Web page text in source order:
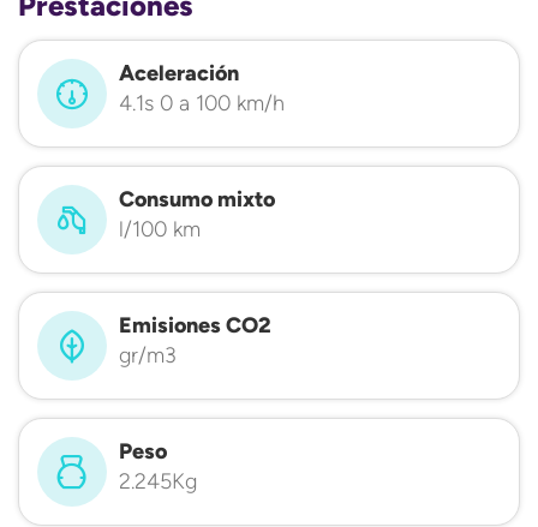
Aceleración
4.1s 0 a 100 km/h
Consumo mixto
l/100 km
Emisiones CO2
gr/m3
Peso
2.245Kg